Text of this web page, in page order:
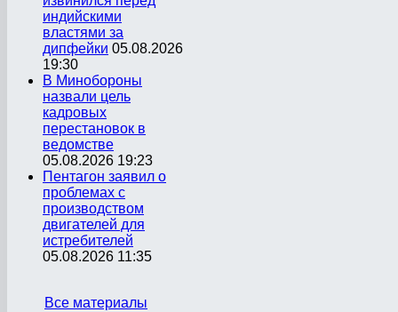
индийскими
властями за
дипфейки 05.08.2026
19:30
В Минобороны
назвали цель
кадровых
перестановок в
ведомстве
05.08.2026 19:23
Пентагон заявил о
проблемах с
производством
двигателей для
истребителей
05.08.2026 11:35
Все материалы